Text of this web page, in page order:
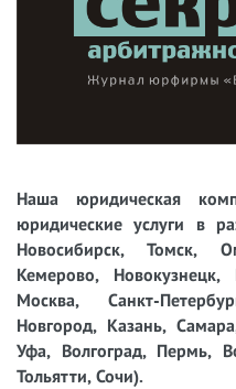
Наша юридическая
юридические услуги в
Новосибирск, Томск,
Кемерово, Новокузнецк,
Москва, Санкт-
Новгород, Казань,
Уфа, Волгоград, Пермь,
Тольятти, Сочи).